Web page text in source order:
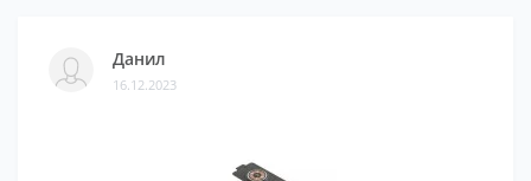
Данил
16.12.2023